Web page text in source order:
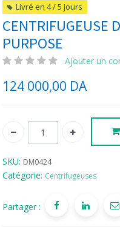
Livré en 4 / 5 jours
CENTRIFUGEUSE
PURPOSE
Ajouter un
124 000,00 DA
SKU: DM0424
Catégorie: Centrifugeuses
Partager :